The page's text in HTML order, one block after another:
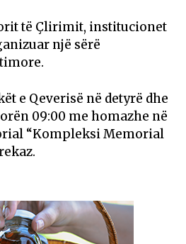
të Çlirimit, institucionet
një sërë
e Qeverisë në detyrë dhe
09:00 me homazhe në
“Kompleksi Memorial